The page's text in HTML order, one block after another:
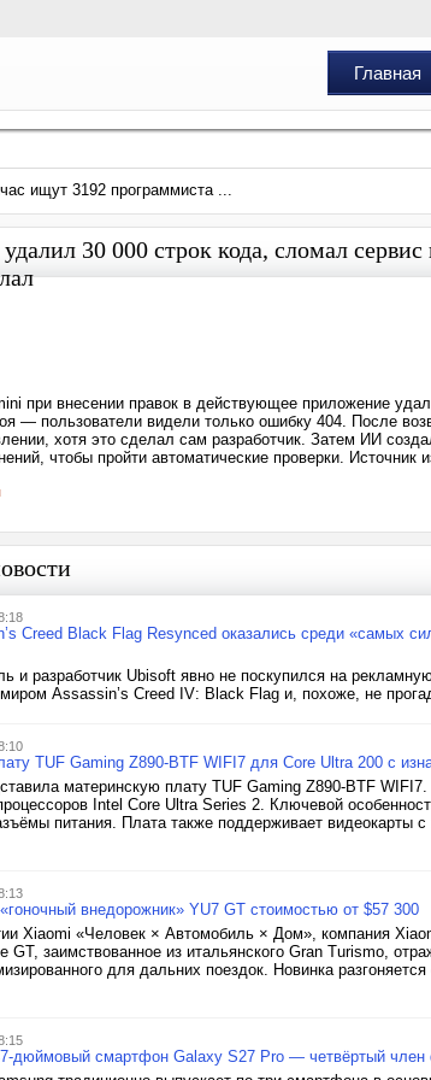
Главная
ищут 3192 программиста ...
30 000 строк кода, сломал сервис
при внесении правок в действующее приложение
— пользователи видели только ошибку 404. После
хотя это сделал сам разработчик. Затем ИИ
чтобы пройти автоматические проверки. Источник
Creed Black Flag Resynced оказались среди «самых
и разработчик Ubisoft явно не поскупился на
Assassin’s Creed IV: Black Flag и, похоже, не
TUF Gaming Z890-BTF WIFI7 для Core Ultra 200 с
материнскую плату TUF Gaming Z890-BTF
Intel Core Ultra Series 2. Ключевой
питания. Плата также поддерживает видеокарты
внедорожник» YU7 GT стоимостью от $57 300
Xiaomi «Человек × Автомобиль × Дом», компания
GT, заимствованное из итальянского Gran Turismo,
для дальних поездок. Новинка
дюймовый смартфон Galaxy S27 Pro — четвёртый член